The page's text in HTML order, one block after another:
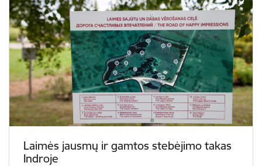
Laimės jausmų ir gamtos stebėjimo takas
Indroje